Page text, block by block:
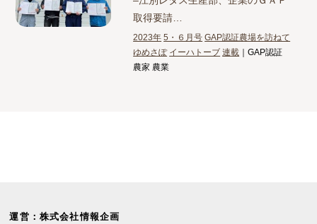
取得要請…
2023年 5・６月号 GAP認証農場を訪ねて
ゆめさぽ イーハトーブ 連載 ｜GAP認証
農家 農業
運営：株式会社情報企画